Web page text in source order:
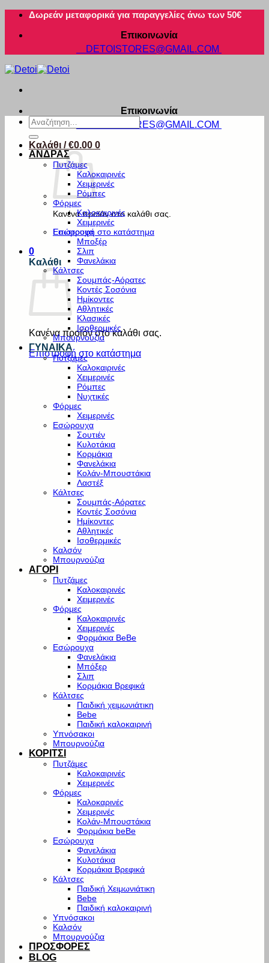
Μετάβαση
περιεχόμενο
Δωρεάν μεταφορικά για παραγγελίες άνω των 50€
Επικοινωνία
DETOISTORES@GMAIL.COM
Επικοινωνία
DETOISTORES@GMAIL.COM
Καλάθι /€0.00 0
Κανένα προϊόν στο καλάθι σας.
Επιστροφή στο κατάστημα
0
Καλάθι
Κανένα προϊόν στο καλάθι σας.
Επιστροφή στο κατάστημα
Αναζήτηση
για:
ΑΝΔΡΑΣ
Πυτζάμες
Καλοκαιρινές
Χειμερινές
Ρόμπες
Φόρμες
Καλοκαιρινές
Χειμερινές
Εσώρουχα
Μποξέρ
Σλιπ
Φανελάκια
Κάλτσες
Σουμπάς-Αόρατες
Κοντές Σοσόνια
Ημίκοντες
Αθλητικές
Κλασικές
Ισοθερμικές
Μπουρνούζια
ΓΥΝΑΙΚΑ
Πυτζάμες
Καλοκαιρινές
Χειμερινές
Ρόμπες
Νυχτικές
Φόρμες
Χειμερινές
Εσώρουχα
Σουτιέν
Κυλοτάκια
Κορμάκια
Φανελάκια
Κολάν-Μπουστάκια
Λαστέξ
Κάλτσες
Σουμπάς-Αόρατες
Κοντές Σοσόνια
Ημίκοντες
Αθλητικές
Ισοθερμικές
Καλσόν
Μπουρνούζια
ΑΓΟΡΙ
Πυτζάμες
Καλοκαιρινές
Χειμερινές
Φόρμες
Καλοκαιρινές
Χειμερινές
Φορμάκια BeBe
Εσώρουχα
Φανελάκια
Μπόξερ
Σλιπ
Κορμάκια Βρεφικά
Κάλτσες
Παιδική χειμωνιάτικη
Bebe
Παιδική καλοκαιρινή
Υπνόσακοι
Μπουρνούζια
ΚΟΡΙΤΣΙ
Πυτζάμες
Καλοκαιρινές
Χειμερινές
Φόρμες
Καλοκαρινές
Χειμερινές
Κολάν-Μπουστάκια
Φορμάκια beBe
Εσώρουχα
Φανελάκια
Κυλοτάκια
Κορμάκια Βρεφικά
Κάλτσες
Παιδική Χειμωνιάτικη
Bebe
Παιδική καλοκαιρινή
Υπνόσακοι
Καλσόν
Μπουρνούζια
ΠΡΟΣΦΟΡΕΣ
BLOG